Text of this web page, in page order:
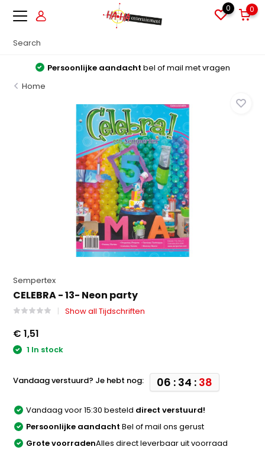
0 0
Persoonlijke aandacht bel of mail met vragen
Home
Sempertex
CELEBRA - 13- Neon party
Show all Tijdschriften
€ 1,51
1 In stock
Vandaag verstuurd? Je hebt nog: 06 : 34 : 38
Vandaag voor 15:30 besteld direct verstuurd!
Persoonlijke aandacht Bel of mail ons gerust
Grote voorradenAlles direct leverbaar uit voorraad